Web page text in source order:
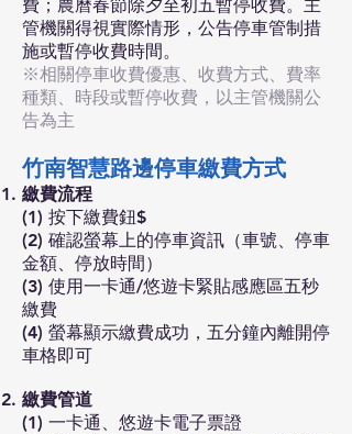
費；農曆春節除夕至初五暫停收費。主
管機關得視實際情形，公告停車管制措
施或暫停收費時間。
※相關停車收費優惠、收費方式、費率
種類、時段或暫停收費，以主管機關公
告為主
竹南智慧路邊停車繳費方式
繳費流程
(1) 按下繳費鈕$
(2) 確認螢幕上的停車資訊（車號、停車
金額、停放時間）
(3) 使用一卡通/悠遊卡緊貼感應區五秒
繳費
(4) 螢幕顯示繳費成功，五分鐘內離開停
車格即可
繳費管道
(1) 一卡通、悠遊卡電子票證